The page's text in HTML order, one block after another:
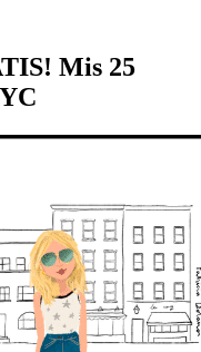
Mis 25